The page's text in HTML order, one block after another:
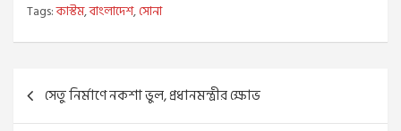
Tags:কাস্টম,বাংলাদেশ,সোনা
Post
navigation
সেতু নির্মাণে নকশা ভুল, প্রধানমন্ত্রীর ক্ষোভ